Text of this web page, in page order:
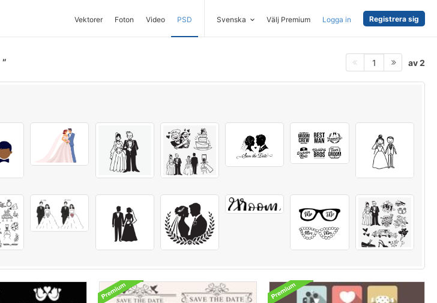
Vektorer Foton Video PSD Svenska Välj Premium Logga in Registrera sig
1 av 2